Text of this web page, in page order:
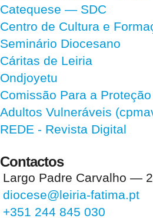
Catequese — SDC
Centro de Cultura e
Seminário Diocesano
Cáritas de Leiria
Ondjoyetu
Comissão Para a
Adultos Vulneráveis
REDE - Revista Digital
Contactos
Largo Padre Carvalho —
diocese@leiria-fatima.pt
+351 244 845 030